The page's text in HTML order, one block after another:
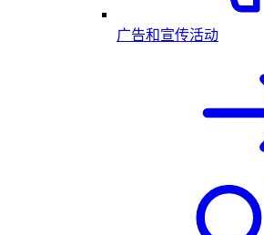
广告和宣传活动